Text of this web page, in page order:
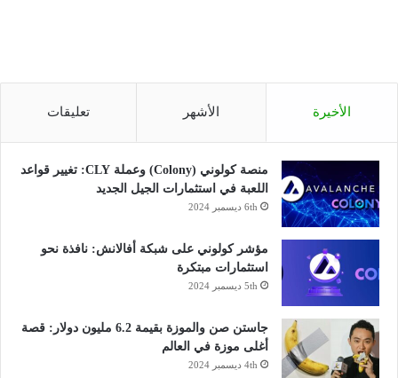
الأخيرة الأشهر تعليقات
منصة كولوني (Colony) وعملة CLY: تغيير قواعد
اللعبة في استثمارات الجيل الجديد
6th ديسمبر 2024
مؤشر كولوني على شبكة أفالانش: نافذة نحو
استثمارات مبتكرة
5th ديسمبر 2024
جاستن صن والموزة بقيمة 6.2 مليون دولار: قصة
أغلى موزة في العالم
4th ديسمبر 2024